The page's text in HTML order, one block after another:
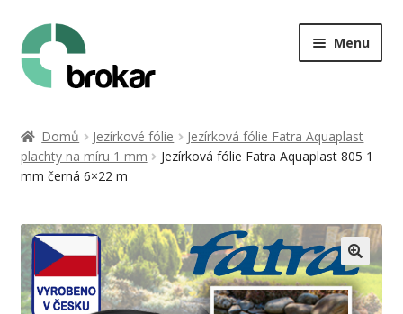
Přeskočit
na
navigaci
Přejít
k
obsahu
Menu
O nás
Kontakt
Můj účet
Domů Jezírkové fólie
Jezírková fólie Fatra Aquaplast
plachty na míru 1 mm
Jezírková fólie Fatra Aquaplast 805 1
mm černá 6×22 m